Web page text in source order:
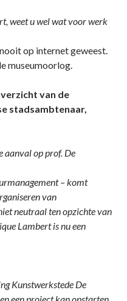
weet u wel wat voor werk
op internet geweest.
museumoorlog.
van de
stadsambtenaar,
aanval op prof. De
– komt
van
neutraal ten opzichte van
Lambert is nu een
Kunstwerkstede De